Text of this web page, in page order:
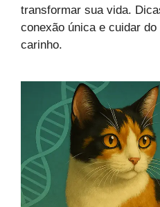
transformar sua vida.
conexão única e cuidar
carinho.